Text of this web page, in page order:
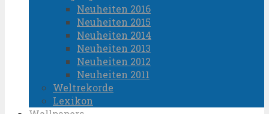
Neuheiten 2016
Neuheiten 2015
Neuheiten 2014
Neuheiten 2013
Neuheiten 2012
Neuheiten 2011
Weltrekorde
Lexikon